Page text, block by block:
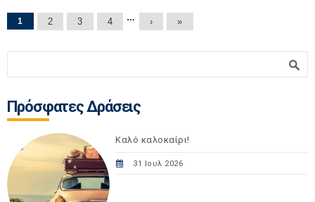
Σελίδες
1 2 3 4 … › »
Πρόσφατες Δράσεις
Καλό καλοκαίρι!
31 Ιουλ 2026